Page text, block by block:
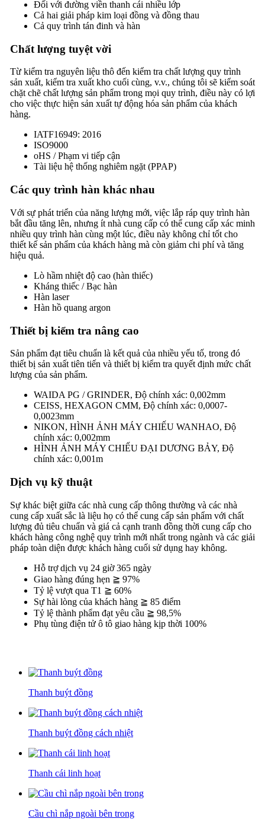
Đối với đường viền thanh cái nhiều lớp
Cả hai giải pháp kim loại đồng và đồng thau
Cả quy trình tán đinh và hàn
Chất lượng tuyệt vời
Từ kiểm tra nguyên liệu thô đến kiểm tra chất lượng quy trình
sản xuất, kiểm tra xuất kho cuối cùng, v.v., chúng tôi sẽ kiểm soát
chặt chẽ chất lượng sản phẩm trong mọi quy trình, điều này có lợi
cho việc thực hiện sản xuất tự động hóa sản phẩm của khách
hàng.
IATF16949: 2016
ISO9000
oHS / Phạm vi tiếp cận
Tài liệu hệ thống nghiêm ngặt (PPAP)
Các quy trình hàn khác nhau
Với sự phát triển của năng lượng mới, việc lắp ráp quy trình hàn
bắt đầu tăng lên, nhưng ít nhà cung cấp có thể cung cấp xác minh
nhiều quy trình hàn cùng một lúc, điều này không chỉ tốt cho
thiết kế sản phẩm của khách hàng mà còn giảm chi phí và tăng
hiệu quả.
Lò hầm nhiệt độ cao (hàn thiếc)
Kháng thiếc / Bạc hàn
Hàn laser
Hàn hồ quang argon
Thiết bị kiểm tra nâng cao
Sản phẩm đạt tiêu chuẩn là kết quả của nhiều yếu tố, trong đó
thiết bị sản xuất tiên tiến và thiết bị kiểm tra quyết định mức chất
lượng của sản phẩm.
WAIDA PG / GRINDER, Độ chính xác: 0,002mm
CEISS, HEXAGON CMM, Độ chính xác: 0,0007-
0,0023mm
NIKON, HÌNH ẢNH MÁY CHIẾU WANHAO, Độ
chính xác: 0,002mm
HÌNH ẢNH MÁY CHIẾU ĐẠI DƯƠNG BẢY, Độ
chính xác: 0,001m
Dịch vụ kỹ thuật
Sự khác biệt giữa các nhà cung cấp thông thường và các nhà
cung cấp xuất sắc là liệu họ có thể cung cấp sản phẩm với chất
lượng đủ tiêu chuẩn và giá cả cạnh tranh đồng thời cung cấp cho
khách hàng công nghệ quy trình mới nhất trong ngành và các giải
pháp toàn diện được khách hàng cuối sử dụng hay không.
Hỗ trợ dịch vụ 24 giờ 365 ngày
Giao hàng đúng hẹn ≧ 97%
Tỷ lệ vượt qua T1 ≧ 60%
Sự hài lòng của khách hàng ≧ 85 điểm
Tỷ lệ thành phẩm đạt yêu cầu ≧ 98,5%
Phụ tùng điện tử ô tô giao hàng kịp thời 100%
Thanh buýt đồng
Thanh buýt đồng cách nhiệt
Thanh cái linh hoạt
Cầu chì nắp ngoài bên trong